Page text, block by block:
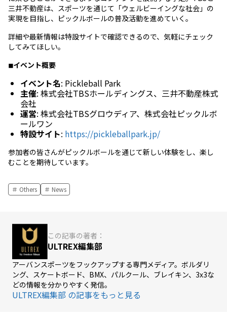
三井不動産は、スポーツを通じて「ウェルビーイングな社会」の
実現を目指し、ピックルボールの普及活動を進めていく。
詳細や最新情報は特設サイトで確認できるので、気軽にチェック
してみてほしい。
◾︎イベント概要
イベント名: Pickleball Park
主催: 株式会社TBSホールディングス、三井不動産株式
会社
運営: 株式会社TBSグロウディア、株式会社ピックルボ
ールワン
特設サイト: https://pickleballpark.jp/
参加者の皆さんがピックルボールを通じて新しい体験をし、楽し
むことを期待しています。
Others News
この記事の著者：
ULTREX編集部
アーバンスポーツをフックアップする専門メディア。ボルダリ
ング、スケートボード、BMX、パルクール、ブレイキン、3x3な
どの情報を分かりやすく発信。
ULTREX編集部 の記事をもっと見る